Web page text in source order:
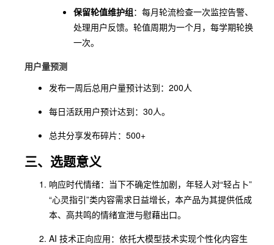
保留轮值维护组：每月轮流检查一次监控告警、
处理用户反馈。轮值周期为一个月，每学期轮换
一次。
用户量预测
发布一周后总用户量预计达到：200人
每日活跃用户预计达到：30人。
总共分享发布碎片：500+
三、选题意义
响应时代情绪：当下不确定性加剧，年轻人对“轻占卜”
“心灵指引”类内容需求日益增长，本产品为其提供低成
本、高共鸣的情绪宣泄与慰藉出口。
AI 技术正向应用：依托大模型技术实现个性化内容生